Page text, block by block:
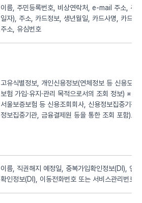
이름, 주민등록번호, 비상연락처, e-mail 주소, 주
일자), 주소, 카드정보, 생년월일, 카드사명, 카드
주소, 유심번호
고유식별정보, 개인신용정보(연체정보 등 신용도
보험 가입·유지·관리 목적으로서의 조회 정보) ※
서울보증보험 등 신용조회회사, 신용정보집중기관
정보집중기관, 금융결제원 등을 통한 조회 포함)로
이름, 직권해지 예정일, 중복가입확인정보(DI), 연
확인정보(DI), 이동전화번호 또는 서비스관리번호